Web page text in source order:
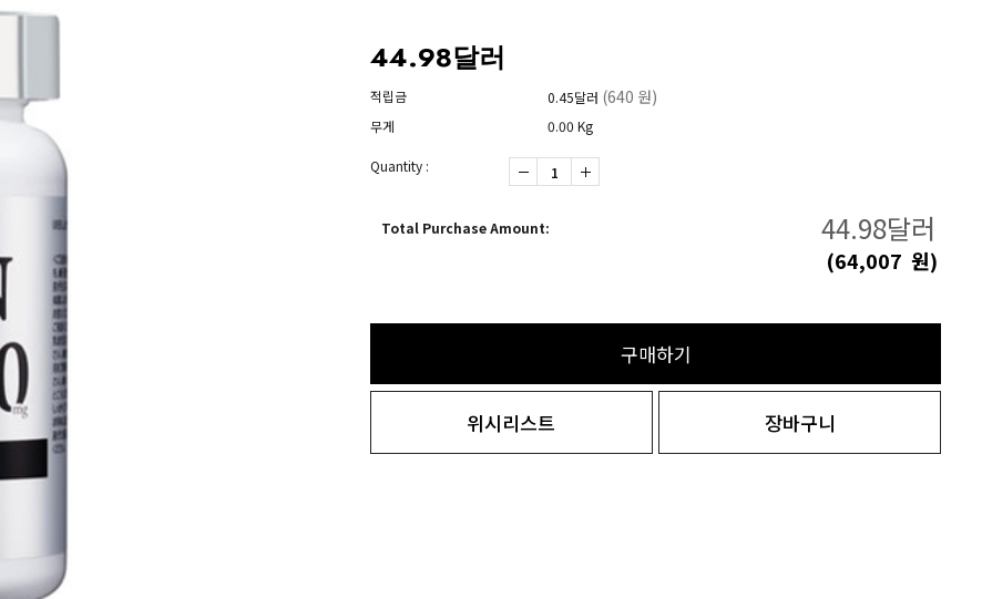
44.98달러
적립금 0.45달러 (640 원)
무게 0.00 Kg
Quantity :
Total Purchase Amount: 44.98달러
(64,007 원)
구매하기
위시리스트 장바구니